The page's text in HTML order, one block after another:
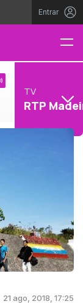
Entrar
TV
RTP
21 ago, 2018, 17:25